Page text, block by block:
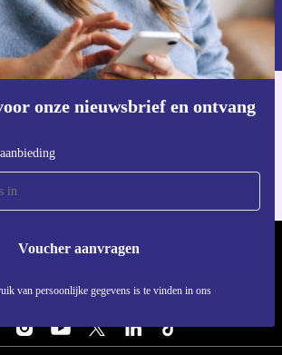
onze nieuwsbrief en ontvang
Voucher aanvragen
van persoonlijke gegevens is te vinden in ons
gebruik van persoonsgegevens vind je in ons
Download de refurbed app
NEDERLAND - RETHINK NEW.
VOLG ONS